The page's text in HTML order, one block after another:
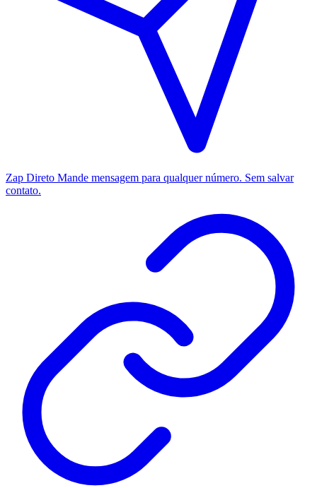
Zap Direto Mande mensagem para qualquer número. Sem salvar
contato.